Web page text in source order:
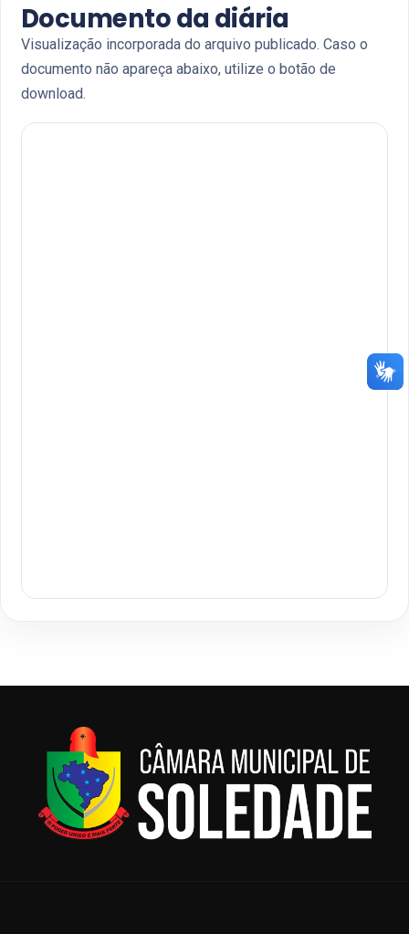
Documento da diária
Visualização incorporada do arquivo publicado. Caso o
documento não apareça abaixo, utilize o botão de
download.